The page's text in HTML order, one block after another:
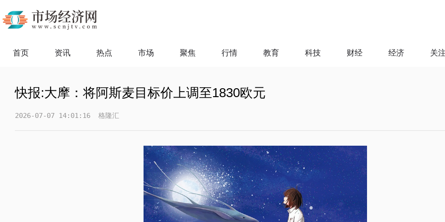
首页 资讯 热点 市场 聚焦 行情 教育 科技 财经 经济 关
快报:大摩：将阿斯麦目标价上调至1830欧元
2026-07-07 14:01:16 格隆汇